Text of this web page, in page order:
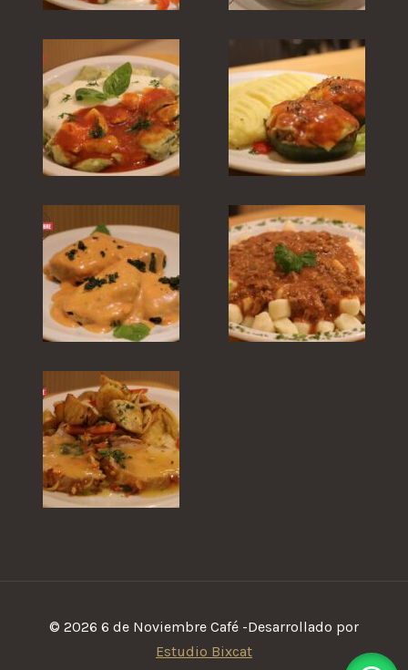
© 2026 6 de Noviembre Café -Desarrollado por
Estudio Bixcat